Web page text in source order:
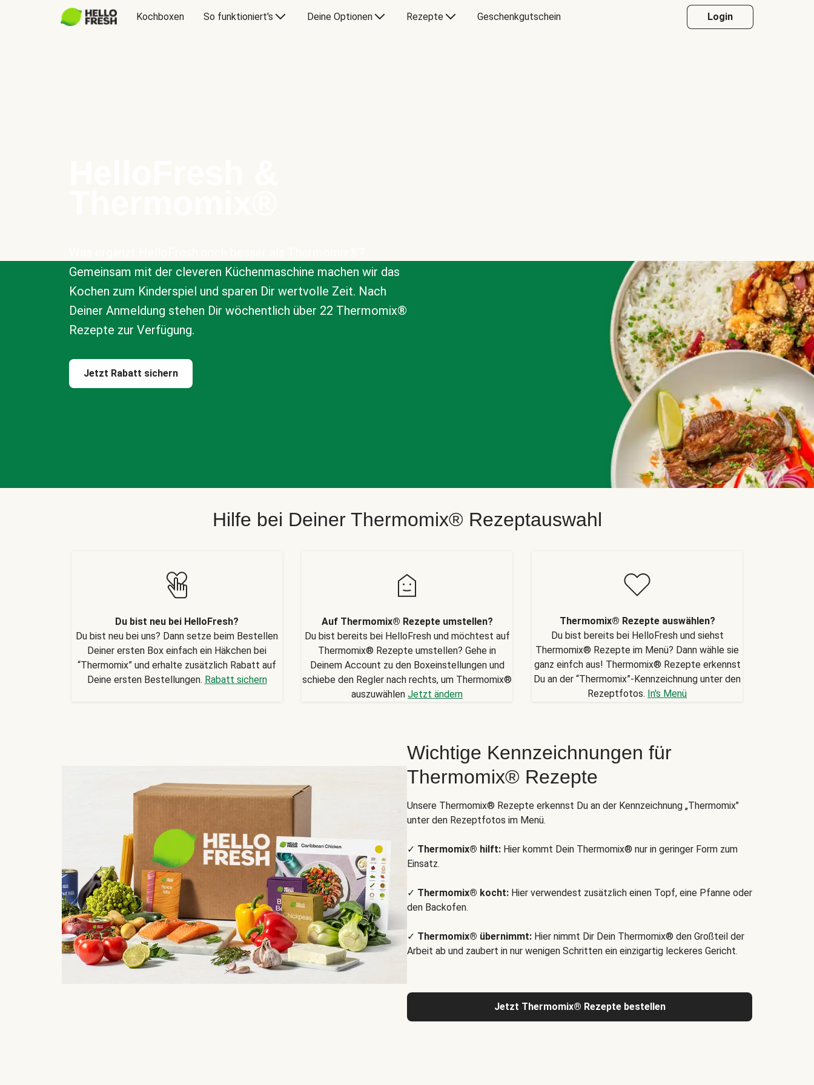
Kochboxen So funktioniert's Deine Optionen Rezepte Geschenkgutschein Login
Gemeinsam mit der cleveren Küchenmaschine machen wir das
Kochen zum Kinderspiel und sparen Dir wertvolle Zeit. Nach
Deiner Anmeldung stehen Dir wöchentlich über 22 Thermomix®
Rezepte zur Verfügung.
Jetzt Rabatt sichern
Hilfe bei Deiner Thermomix® Rezeptauswahl
Du bist neu bei HelloFresh?
Du bist neu bei uns? Dann setze beim Bestellen
Deiner ersten Box einfach ein Häkchen bei
“Thermomix” und erhalte zusätzlich Rabatt auf
Deine ersten Bestellungen. Rabatt sichern
Auf Thermomix® Rezepte umstellen?
Du bist bereits bei HelloFresh und möchtest auf
Thermomix® Rezepte umstellen? Gehe in
Deinem Account zu den Boxeinstellungen und
schiebe den Regler nach rechts, um Thermomix®
auszuwählen Jetzt ändern
Thermomix® Rezepte auswählen?
Du bist bereits bei HelloFresh und siehst
Thermomix® Rezepte im Menü? Dann wähle sie
ganz einfch aus! Thermomix® Rezepte erkennst
Du an der “Thermomix”-Kennzeichnung unter den
Rezeptfotos. In's Menü
Wichtige Kennzeichnungen für
Thermomix® Rezepte
Unsere Thermomix® Rezepte erkennst Du an der Kennzeichnung „Thermomix"
unter den Rezeptfotos im Menü.
✓ Thermomix® hilft: Hier kommt Dein Thermomix® nur in geringer Form zum
Einsatz.
✓ Thermomix® kocht: Hier verwendest zusätzlich einen Topf, eine Pfanne oder
den Backofen.
✓ Thermomix® übernimmt: Hier nimmt Dir Dein Thermomix® den Großteil der
Arbeit ab und zaubert in nur wenigen Schritten ein einzigartig leckeres Gericht.
Jetzt Thermomix® Rezepte bestellen